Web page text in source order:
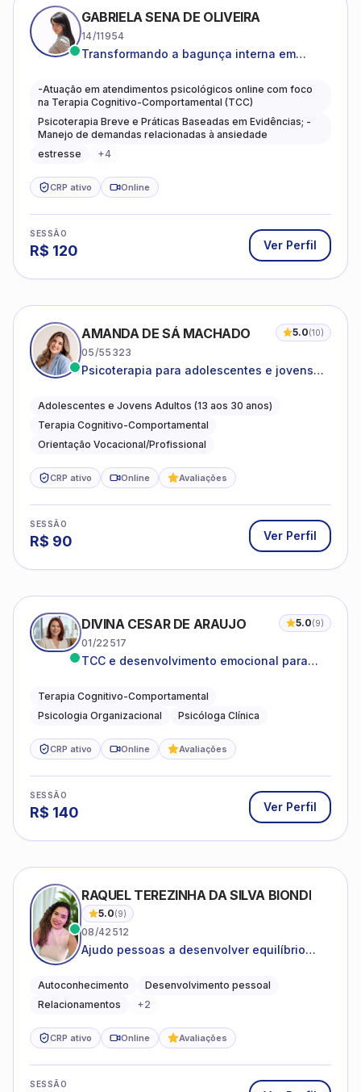
GABRIELA SENA DE OLIVEIRA
14/11954
Transformando a bagunça interna em
caminhos mais gentis para se viver.
-Atuação em atendimentos psicológicos online com foco
na Terapia Cognitivo-Comportamental (TCC)
Psicoterapia Breve e Práticas Baseadas em Evidências; -
Manejo de demandas relacionadas à ansiedade
estresse
+4
CRP ativo Online
SESSÃO
R$ 120 Ver Perfil
AMANDA DE SÁ MACHADO 5.0(10)
05/55323
Psicoterapia para adolescentes e jovens
autoestima, relações e orientação
profissional
Adolescentes e Jovens Adultos (13 aos 30 anos)
Terapia Cognitivo-Comportamental
Orientação Vocacional/Profissional
CRP ativo Online Avaliações
SESSÃO
R$ 90 Ver Perfil
DIVINA CESAR DE ARAUJO 5.0(9)
01/22517
TCC e desenvolvimento emocional para
Terapia Cognitivo-Comportamental
Psicologia Organizacional
Psicóloga Clínica
CRP ativo Online Avaliações
SESSÃO
R$ 140 Ver Perfil
RAQUEL TEREZINHA DA SILVA BIONDI
5.0(9)
08/42512
Ajudo pessoas a desenvolver equilíbrio
Autoconhecimento
Desenvolvimento pessoal
Relacionamentos
+2
CRP ativo Online Avaliações
SESSÃO